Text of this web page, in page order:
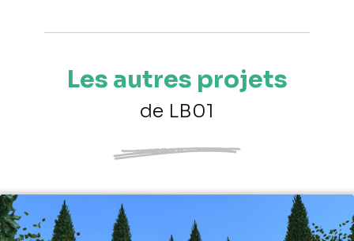
Les autres projets
de LB01